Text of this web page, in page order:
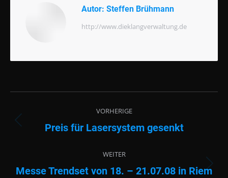
Autor: Steffen Brühmann
http://www.dieklangverwaltung.de
VORHERIGE
Vorheriger
Preis für Lasersystem gesenkt
WEITER
Nächster
Messe Trendset von 18. – 21.07.08 in Riem